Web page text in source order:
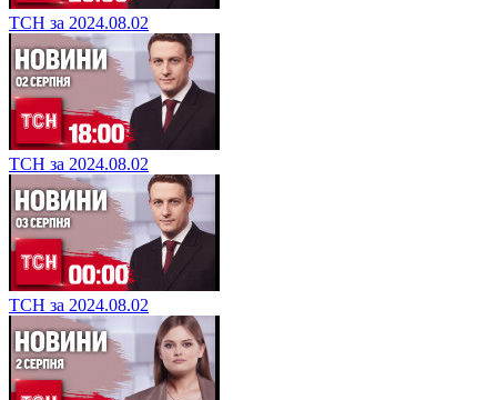
ТСН за 2024.08.02
ТСН за 2024.08.02
ТСН за 2024.08.02